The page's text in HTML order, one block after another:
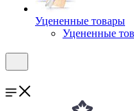
Уцененные товары
Уцененные